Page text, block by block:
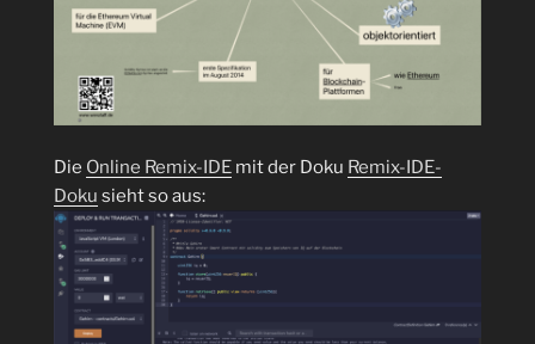
Die Online Remix-IDE mit der Doku Remix-IDE-
Doku sieht so aus: